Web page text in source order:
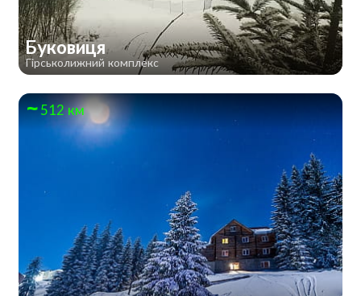
Буковиця
Гірськолижний комплекс
512 км